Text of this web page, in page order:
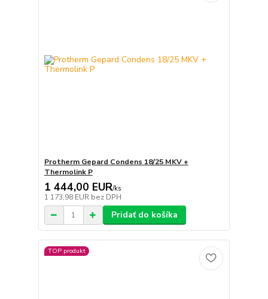
Protherm Gepard Condens 18/25 MKV +
Thermolink P
1 444,00 EUR/ks
1 173,98 EUR bez DPH
Pridať do košíka
TOP produkt